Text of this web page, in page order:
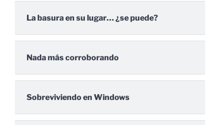
La basura en su lugar… ¿se puede?
Nada más corroborando
Sobreviviendo en Windows